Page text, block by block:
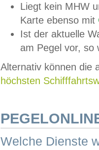
Liegt kein MHW
Karte ebenso mit
Ist der aktuelle
am Pegel vor,
Alternativ können die
höchsten
Welche Dienste